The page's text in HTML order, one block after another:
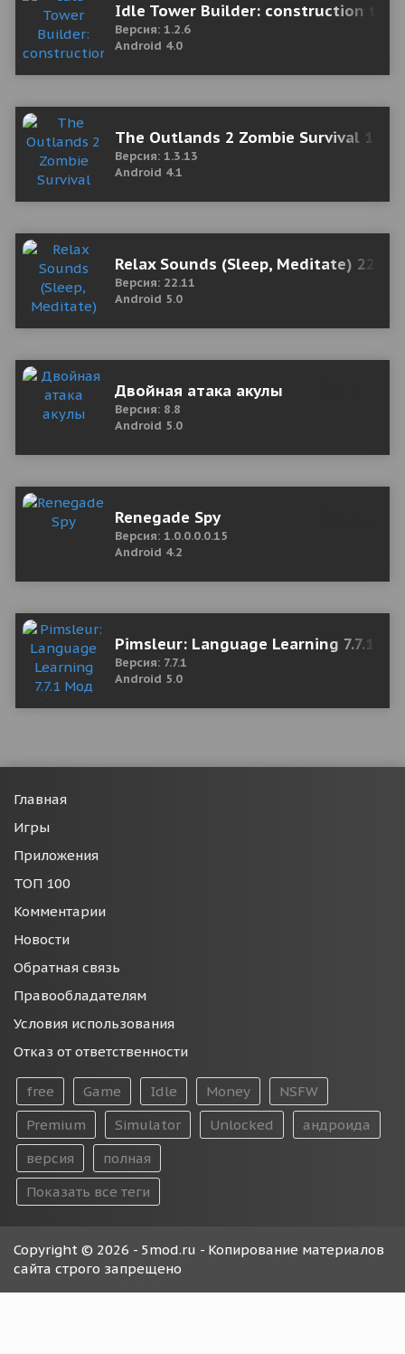
Idle Tower Builder: construction
Версия: 1.2.6
Android 4.0
The Outlands 2 Zombie Survival
Версия: 1.3.13
Android 4.1
Relax Sounds (Sleep, Meditate) 22.11
Версия: 22.11
Android 5.0
Двойная атака акулы
Версия: 8.8
Android 5.0
Renegade Spy
Версия: 1.0.0.0.0.15
Android 4.2
Pimsleur: Language Learning 7.7.1
Версия: 7.7.1
Android 5.0
Главная
Игры
Приложения
ТОП 100
Комментарии
Новости
Обратная связь
Правообладателям
Условия использования
Отказ от ответственности
free Game Idle Money
NSFW
Premium
Simulator Unlocked
андроида
версия
полная
Показать все теги
Copyright © 2026 - 5mod.ru - Копирование материалов
сайта строго запрещено